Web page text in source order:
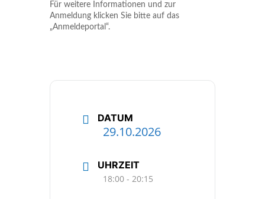
Für weitere Informationen und zur
Anmeldung klicken Sie bitte auf das
„Anmeldeportal“.
DATUM
29.10.2026
UHRZEIT
18:00 - 20:15